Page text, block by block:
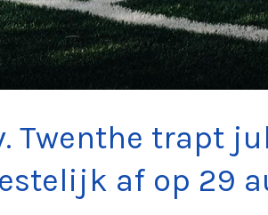
Twenthe trapt
af op 29